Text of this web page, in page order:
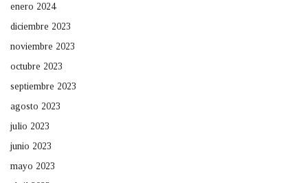
enero 2024
diciembre 2023
noviembre 2023
octubre 2023
septiembre 2023
agosto 2023
julio 2023
junio 2023
mayo 2023